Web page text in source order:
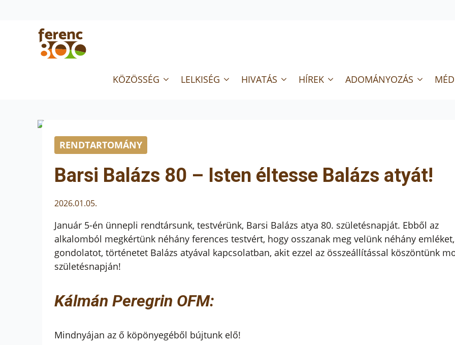
KÖZÖSSÉG LELKISÉG HIVATÁS HÍREK ADOMÁNYOZÁS
RENDTARTOMÁNY
Barsi Balázs 80 – Isten éltesse Balázs atyát!
2026.01.05.
Január 5-én ünnepli rendtársunk, testvérünk, Barsi Balázs atya 80. születésnapját. Ebből az
alkalomból megkértünk néhány ferences testvért, hogy osszanak meg velünk néhány emléket,
gondolatot, történetet Balázs atyával kapcsolatban, akit ezzel az összeállítással köszöntünk
születésnapján!
Kálmán Peregrin OFM:
Mindnyájan az ő köpönyegéből bújtunk elő!